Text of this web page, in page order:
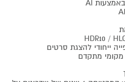
מקומי מתקדם